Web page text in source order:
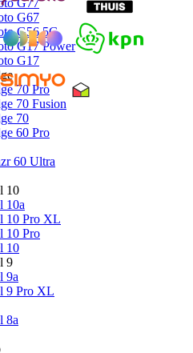
G77
G67
G56 5G
G17 Power
G17
70 Pro
70 Fusion
70
60 Pro
60 Ultra
10
10a
10 Pro XL
10 Pro
10
9
9a
9 Pro XL
8a